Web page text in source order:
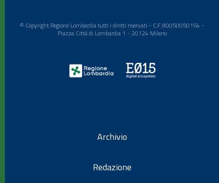
© Copyright Regione Lombardia tutti i diritti riservati - C.F. 80050050154 -
Piazza Città di Lombardia 1 - 20124 Milano
Archivio
Redazione